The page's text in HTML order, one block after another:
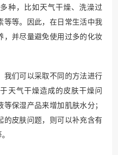
种，比如天气干燥、洗澡过
等等。因此，在日常生活中我
，并尽量避免使用过多的化妆
我们可以采取不同的方法进行
天气干燥造成的皮肤干燥问
保湿产品来增加肌肤水分；
的皮肤问题，则可以补充含有